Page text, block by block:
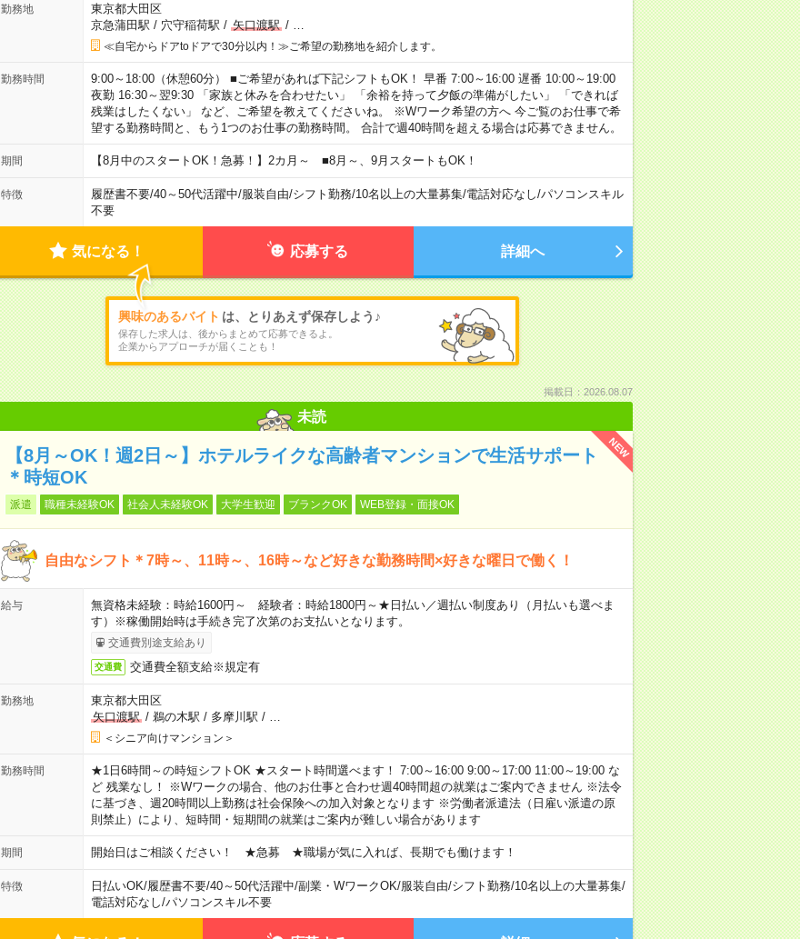
勤務地
東京都大田区
京急蒲田駅 / 穴守稲荷駅 / 矢口渡駅/
≪自宅からドアtoドアで30分以内！≫ご希望の勤務地を紹介します。
勤務時間
9:00～18:00（休憩60分） ■ご希望があれば下記シフトもOK！ 早番 7:00～16:00 遅番 10:00～19:00
夜勤 16:30～翌9:30 「家族と休みを合わせたい」 「余裕を持って夕飯の準備がしたい」 「できれば
残業はしたくない」 など、ご希望を教えてくださいね。 ※Wワーク希望の方へ 今ご覧のお仕事で希
望する勤務時間と、もう1つのお仕事の勤務時間。 合計で週40時間を超える場合は応募できません。
期間 【8月中のスタートOK！急募！】2カ月～ ■8月～、9月スタートもOK！
特徴 履歴書不要/40～50代活躍中/服装自由/シフト勤務/10名以上の大量募集/電話対応なし/パソコンスキル
不要
気になる！ 応募する 詳細へ
興味のあるバイト は、とりあえず保存しよう♪
保存した求人は、後からまとめて応募できるよ。
企業からアプローチが届くことも！
掲載日：2026.08.07
未読
NEW
【8月～OK！週2日～】ホテルライクな高齢者マンションで生活サポート
＊時短OK
派遣 職種未経験OK 社会人未経験OK 大学生歓迎 ブランクOK WEB登録・面接OK
自由なシフト＊7時～、11時～、16時～など好きな勤務時間×好きな曜日で働く！
給与
無資格未経験：時給1600円～ 経験者：時給1800円～★日払い／週払い制度あり（月払いも選べま
す）※稼働開始時は手続き完了次第のお支払いとなります。
交通費別途支給あり
交通費 交通費全額支給※規定有
勤務地
東京都大田区
矢口渡駅/ 鵜の木駅 / 多摩川駅 /
＜シニア向けマンション＞
勤務時間
★1日6時間～の時短シフトOK ★スタート時間選べます！ 7:00～16:00 9:00～17:00 11:00～19:00 な
ど 残業なし！ ※Wワークの場合、他のお仕事と合わせ週40時間超の就業はご案内できません ※法令
に基づき、週20時間以上勤務は社会保険への加入対象となります ※労働者派遣法（日雇い派遣の原
則禁止）により、短時間・短期間の就業はご案内が難しい場合があります
期間 開始日はご相談ください！ ★急募 ★職場が気に入れば、長期でも働けます！
特徴 日払いOK/履歴書不要/40～50代活躍中/副業・WワークOK/服装自由/シフト勤務/10名以上の大量募集/
電話対応なし/パソコンスキル不要